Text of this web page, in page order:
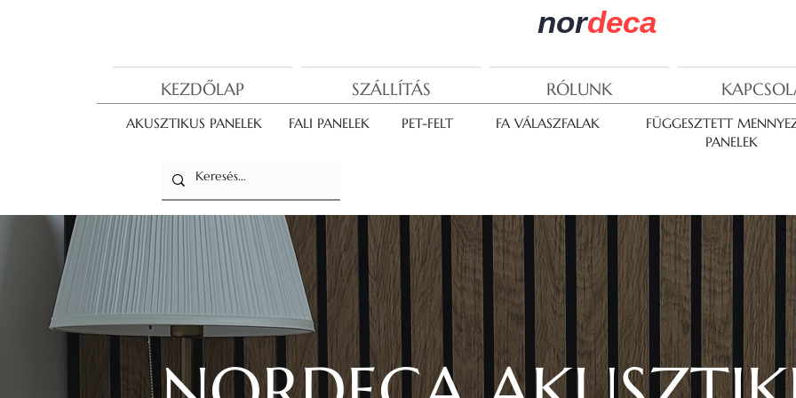
nordeca
KEZDŐLAP SZÁLLÍTÁS RÓLUNK
AKUSZTIKUS PANELEK FALI PANELEK PET-FELT FA VÁLASZFALAK
FÜGGESZTETT
PANELEK